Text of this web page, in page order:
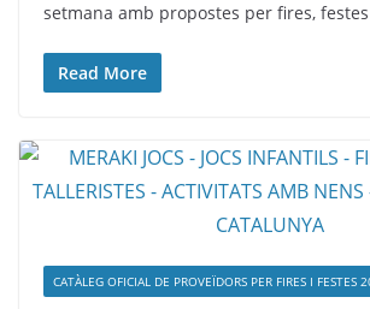
setmana amb propostes per fires, festes
Read More
CATÀLEG OFICIAL DE PROVEÏDORS PER FIRES I FESTES